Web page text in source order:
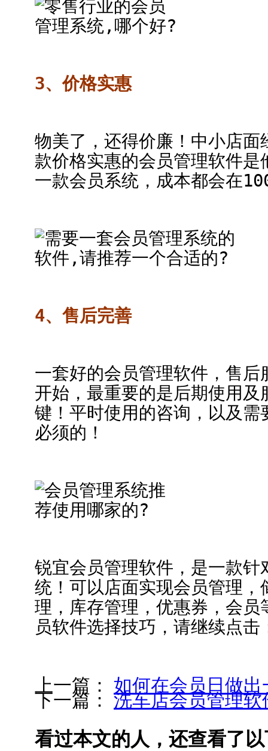
3、价格实惠
物美了，还得价廉！中小店
款价格实惠的会员管理软件
一款会员系统，成本都会在
4、售后完善
一套好的会员管理软件，售
开始，最重要的是后期使用
键！平时使用的咨询，以及
必须的！
锐宜会员管理软件，是一款
统！可以店面实现会员管理
理，库存管理，优惠券，会
员软件选择技巧，请继续点击
上一篇： 如何在会员日做
下一篇： 洗车店会员管理
看过本文的人，还查看了